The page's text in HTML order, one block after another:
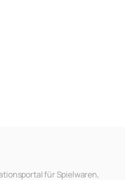
für Spielwaren,